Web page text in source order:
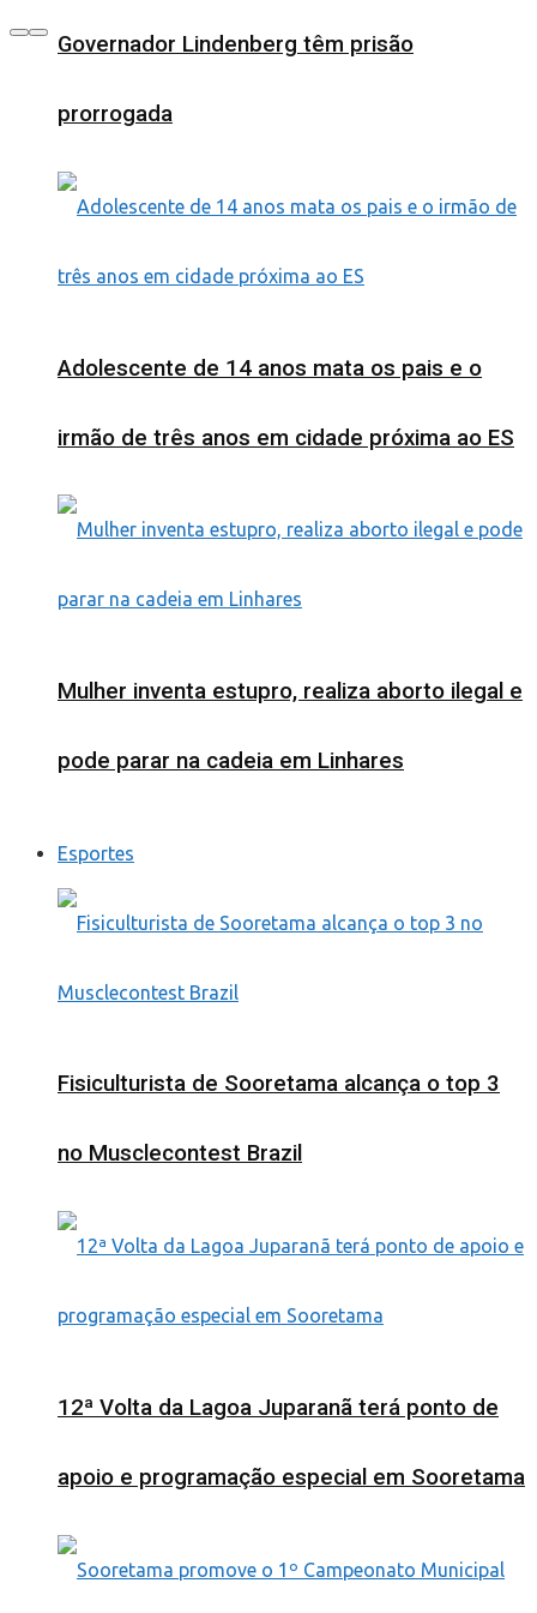
Governador Lindenberg têm prisão
prorrogada
Adolescente de 14 anos mata os pais e o
irmão de três anos em cidade próxima ao ES
Mulher inventa estupro, realiza aborto ilegal e
pode parar na cadeia em Linhares
Esportes
Fisiculturista de Sooretama alcança o top 3
no Musclecontest Brazil
12ª Volta da Lagoa Juparanã terá ponto de
apoio e programação especial em Sooretama